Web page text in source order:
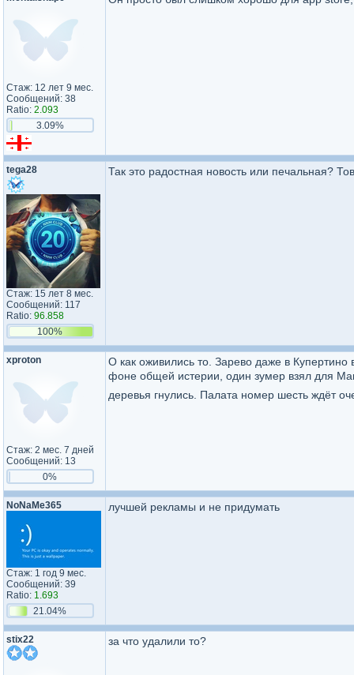
Стаж: 12 лет 9 мес.
Сообщений: 38
Ratio: 2.093
3.09%
tega28
Стаж: 15 лет 8 мес.
Сообщений: 117
Ratio: 96.858
100%
Так это радостная новость или печальная?
xproton
Стаж: 2 мес. 7 дней
Сообщений: 13
0%
О как оживились то. Зарево даже в
фоне общей истерии, один зумер взял для
деревья гнулись. Палата номер шесть ждёт
NoNaMe365
Стаж: 1 год 9 мес.
Сообщений: 39
Ratio: 1.693
21.04%
лучшей рекламы и не придумать
stix22 за что удалили то?